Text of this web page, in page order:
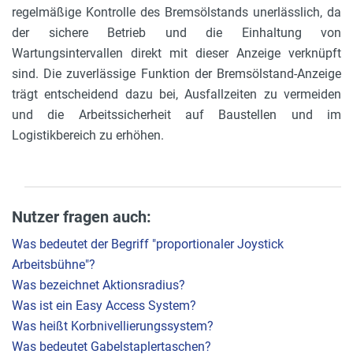
regelmäßige Kontrolle des Bremsölstands unerlässlich, da
der sichere Betrieb und die Einhaltung von
Wartungsintervallen direkt mit dieser Anzeige verknüpft
sind. Die zuverlässige Funktion der Bremsölstand-Anzeige
trägt entscheidend dazu bei, Ausfallzeiten zu vermeiden
und die Arbeitssicherheit auf Baustellen und im
Logistikbereich zu erhöhen.
Nutzer fragen auch:
Was bedeutet der Begriff "proportionaler Joystick
Arbeitsbühne"?
Was bezeichnet Aktionsradius?
Was ist ein Easy Access System?
Was heißt Korbnivellierungssystem?
Was bedeutet Gabelstaplertaschen?